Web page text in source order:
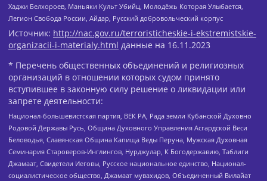
Хаджи Белхороев, Маньяки Культ Убийц, Молодёжь Которая Улыбается,
Легион Свобода России, Айдар, Русский добровольческий корпус
Источник: http://nac.gov.ru/terroristicheskie-i-ekstremistskie-
organizacii-i-materialy.html данные на 16.11.2023
* Перечень общественных объединений и религиозных
организаций в отношении которых судом принято
вступившее в законную силу решение о ликвидации или
запрете деятельности:
Национал-большевистская партия, ВЕК РА, Рада земли Кубанской Духовно
Родовой Державы Русь, Община Духовного Управления Асгардской Веси
Беловодья, Славянская Община Капища Веды Перуна, Мужская Духовная
Семинария Староверов-Инглингов, Нурджулар, К Богодержавию, Таблиги
Джамаат, Свидетели Иеговы, Русское национальное единство, Национал-
социалистическое общество, Джамаат мувахидов, Объединенный Вилайат